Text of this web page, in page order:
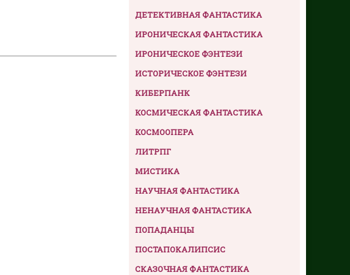
ДЕТЕКТИВНАЯ ФАНТАСТИКА
ИРОНИЧЕСКАЯ ФАНТАСТИКА
ИРОНИЧЕСКОЕ ФЭНТЕЗИ
ИСТОРИЧЕСКОЕ ФЭНТЕЗИ
КИБЕРПАНК
КОСМИЧЕСКАЯ ФАНТАСТИКА
КОСМООПЕРА
ЛИТРПГ
МИСТИКА
НАУЧНАЯ ФАНТАСТИКА
НЕНАУЧНАЯ ФАНТАСТИКА
ПОПАДАНЦЫ
ПОСТАПОКАЛИПСИС
СКАЗОЧНАЯ ФАНТАСТИКА